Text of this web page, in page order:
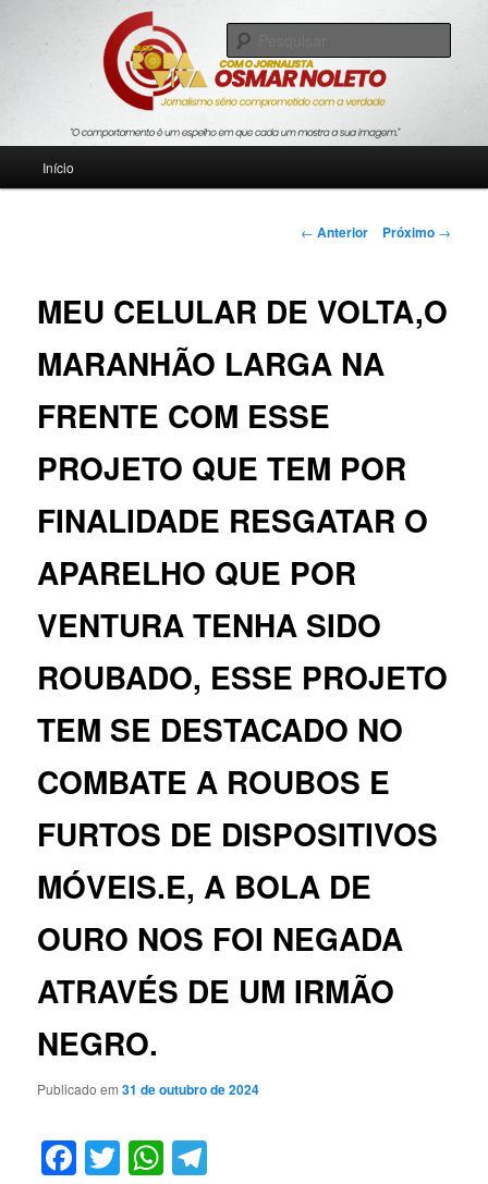
Blog Roda Viva
Jornalismo sério comprometido com a verdade
Início
Navegação
← Anterior Próximo →
MEU CELULAR DE VOLTA,O
MARANHÃO LARGA NA
FRENTE COM ESSE
PROJETO QUE TEM POR
FINALIDADE RESGATAR O
APARELHO QUE POR
VENTURA TENHA SIDO
ROUBADO, ESSE PROJETO
TEM SE DESTACADO NO
COMBATE A ROUBOS E
FURTOS DE DISPOSITIVOS
MÓVEIS.E, A BOLA DE
OURO NOS FOI NEGADA
ATRAVÉS DE UM IRMÃO
NEGRO.
Publicado em31 de outubro de 2024
Facebook
TwitterWhatsApp